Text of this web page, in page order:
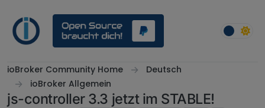
ioBroker Community Home
Deutsch
ioBroker Allgemein
js-controller 3.3 jetzt im STABLE!